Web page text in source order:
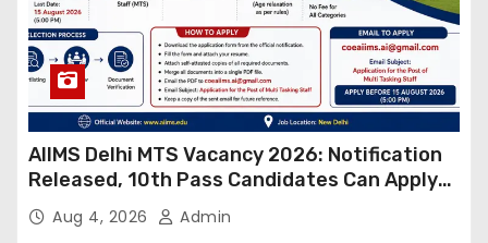
AIIMS Delhi MTS Vacancy 2026: Notification
Released, 10th Pass Candidates Can Apply
Through Email
Aug 4, 2026 Admin